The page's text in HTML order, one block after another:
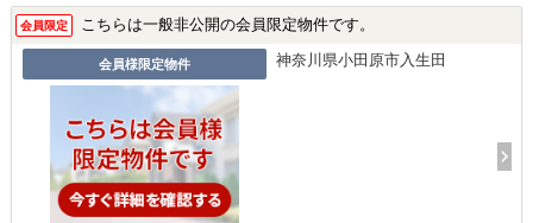
会員限定 こちらは一般非公開の会員限定物件です。
会員様限定物件 神奈川県小田原市入生田